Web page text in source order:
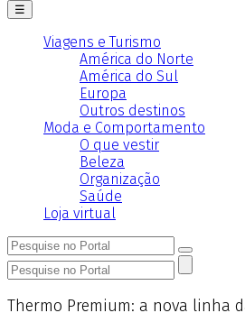
☰
Viagens e Turismo
América do Norte
América do Sul
Europa
Outros destinos
Moda e Comportamento
O que vestir
Beleza
Organização
Saúde
Loja virtual
Thermo Premium: a nova linha